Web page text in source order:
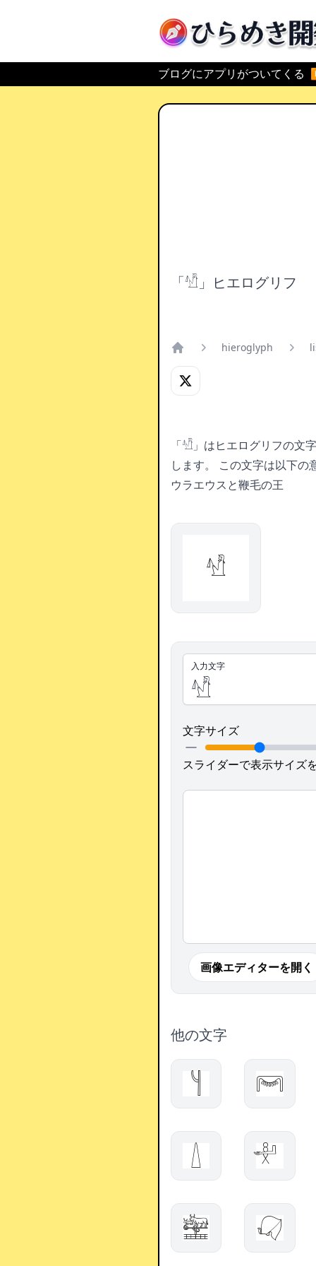
ひらめき開発
ブログにアプリがついてくる
「𓀰」ヒエログリフ
Home
hieroglyph
「𓀰」はヒエログリフの文
します。
この文字は以下の
ウラエウスと鞭毛の王
𓀰
入力文字
文字サイズ
スライダーで表示サイズ
画像エディターを開く
他の文字
𓐨 𓋞
𓇮 𓎜
𓈬 𓋙